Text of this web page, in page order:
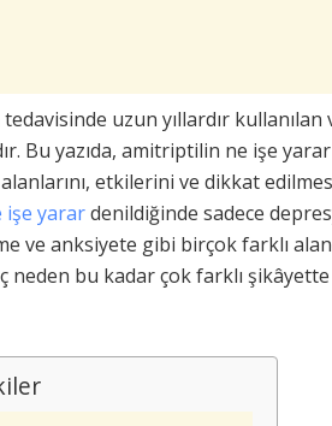
uzun yıllardır
Bu yazıda, amitriptilin ne işe
etkilerini ve dikkat
işe yarardenildiğinde sadece
ve anksiyete gibi birçok farklı
neden bu kadar çok farklı